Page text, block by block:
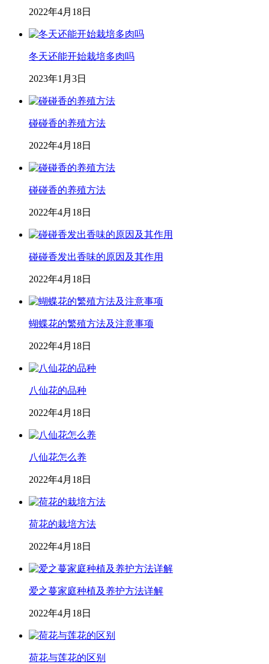
2022年4月18日
冬天还能开始栽培多肉吗
2023年1月3日
碰碰香的养殖方法
2022年4月18日
碰碰香的养殖方法
2022年4月18日
碰碰香发出香味的原因及其作用
2022年4月18日
蝴蝶花的繁殖方法及注意事项
2022年4月18日
八仙花的品种
2022年4月18日
八仙花怎么养
2022年4月18日
荷花的栽培方法
2022年4月18日
爱之蔓家庭种植及养护方法详解
2022年4月18日
荷花与莲花的区别